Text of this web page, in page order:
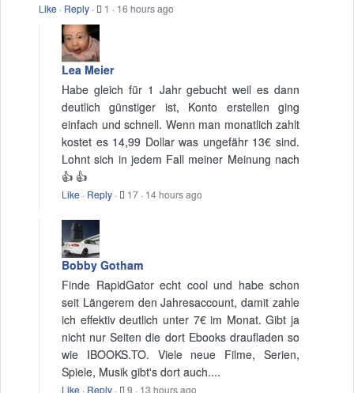
Like · Reply · 1 · 16 hours ago
Lea Meier
Habe gleich für 1 Jahr gebucht weil es dann
deutlich günstiger ist, Konto erstellen ging
einfach und schnell. Wenn man monatlich zahlt
kostet es 14,99 Dollar was ungefähr 13€ sind.
Lohnt sich in jedem Fall meiner Meinung nach
👍 👍
Like · Reply · 17 · 14 hours ago
Bobby Gotham
Finde RapidGator echt cool und habe schon
seit Längerem den Jahresaccount, damit zahle
ich effektiv deutlich unter 7€ im Monat. Gibt ja
nicht nur Seiten die dort Ebooks draufladen so
wie IBOOKS.TO. Viele neue Filme, Serien,
Spiele, Musik gibt's dort auch....
Like · Reply · 9 · 13 hours ago